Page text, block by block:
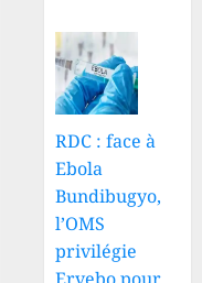
RDC : face à
Ebola
Bundibugyo,
l’OMS
privilégie